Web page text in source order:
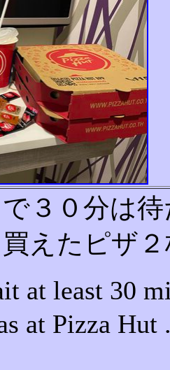
で ３ ０ 分は待
買 え た ピザ ２
at least 30
at Pizza Hut